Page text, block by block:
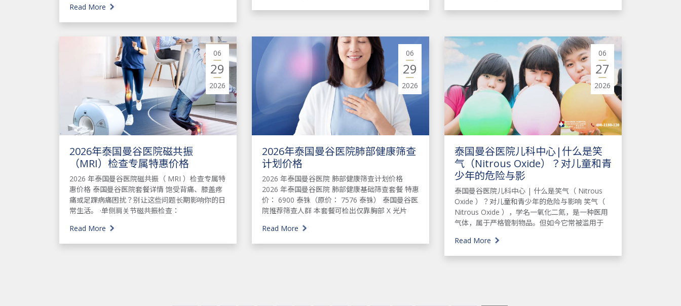
Read More
06
29
2026
2026年泰国曼谷医院磁共振
（MRI）检查专属特惠价格
2026 年泰国曼谷医院磁共振（ MRI ）检查专属特
惠价格 泰国曼谷医院套餐详情 饱受背痛、膝盖疼
痛或足踝病痛困扰？别让这些问题长期影响你的日
常生活。 ·单侧肩关节磁共振检查：
Read More
06
29
2026
2026年泰国曼谷医院肺部健康筛查
计划价格
2026 年泰国曼谷医院 肺部健康筛查计划价格
2026 年泰国曼谷医院 肺部健康基础筛查套餐 特惠
价： 6900 泰铢（原价： 7576 泰铢） 泰国曼谷医
院推荐筛查人群 本套餐可检出仅靠胸部 X 光片
Read More
06
27
2026
泰国曼谷医院儿科中心|什么是笑
气（Nitrous Oxide）？对儿童和青
少年的危险与影
泰国曼谷医院儿科中心 | 什么是笑气（ Nitrous
Oxide ）？对儿童和青少年的危险与影响 笑气（
Nitrous Oxide ），学名一氧化二氮，是一种医用
气体，属于严格管制物品。但如今它常被滥用于
Read More